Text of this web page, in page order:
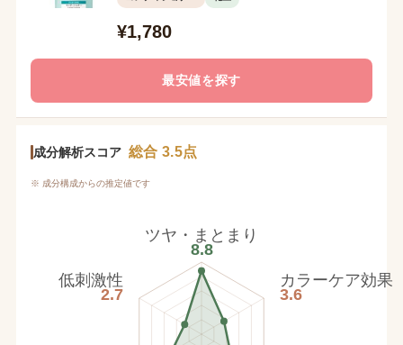
¥1,780
最安値を探す
成分解析スコア 総合 3.5点
※ 成分構成からの推定値です
ツヤ・まとまり
8.8
カラーケア効果
3.6
低刺激性
2.7